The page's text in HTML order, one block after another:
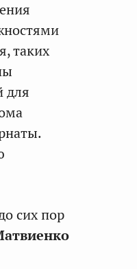
таких
для
сих пор